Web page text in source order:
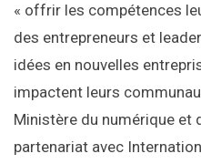
« offrir les compétences
des entrepreneurs et
idées en nouvelles
impactent leurs
Ministère du numérique et
partenariat avec